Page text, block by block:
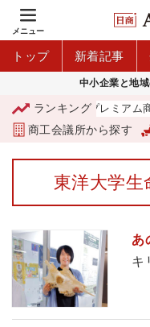
メニュー
トップ 新着記事
中小企業と地域
ランキング
「青森市プレミアム
商工会議所から探す
東洋大学生
あ
キ